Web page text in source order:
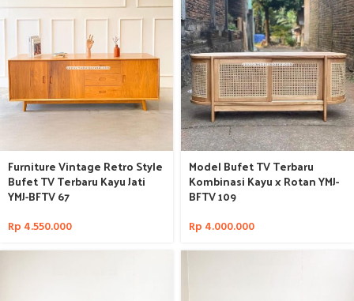
Furniture Vintage Retro Style
Bufet TV Terbaru Kayu Jati
YMJ-BFTV 67
Rp 4.550.000
Model Bufet TV Terbaru
Kombinasi Kayu x Rotan YMJ-
BFTV 109
Rp 4.000.000